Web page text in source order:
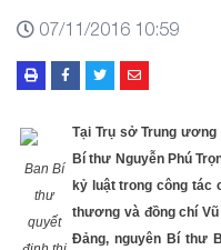
07/11/2016 10:59
Ban Bí
thư
quyết
Tại Trụ sở Trung
Bí thư Nguyễn Phú
kỷ luật trong công tác
thương và đồng chí
Đảng, nguyên Bí thư